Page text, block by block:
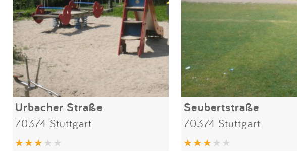
Urbacher Straße
70374 Stuttgart
Seubertstraße
70374 Stuttgart